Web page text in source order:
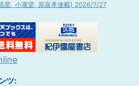
星, 小瀧望, 原嘉孝連載) 2026/7/27
ツ: